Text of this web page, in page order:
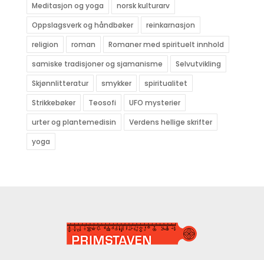
Meditasjon og yoga
norsk kulturarv
Oppslagsverk og håndbøker
reinkarnasjon
religion
roman
Romaner med spirituelt innhold
samiske tradisjoner og sjamanisme
Selvutvikling
Skjønnlitteratur
smykker
spiritualitet
Strikkebøker
Teosofi
UFO mysterier
urter og plantemedisin
Verdens hellige skrifter
yoga